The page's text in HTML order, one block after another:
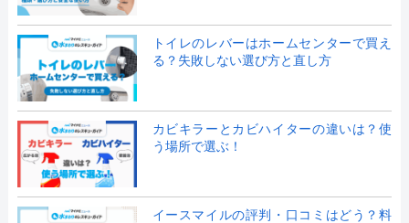
トイレのレバーはホームセンターで買え
る？失敗しない選び方と直し方
カビキラーとカビハイターの違いは？使
う場所で選ぶ！
イースマイルの評判・口コミはどう？料